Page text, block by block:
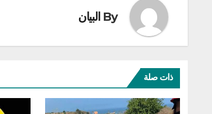
By البيان
ذات صلة